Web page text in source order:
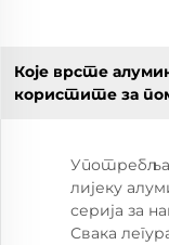
Које врсте
користите за
лијеку
серија за
Свака